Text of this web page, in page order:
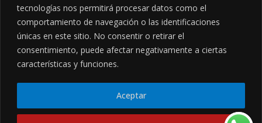
tecnologías nos permitirá procesar datos como el
comportamiento de navegación o las identificaciones
únicas en este sitio. No consentir o retirar el
consentimiento, puede afectar negativamente a ciertas
características y funciones.
Aceptar
CONTÁCTANOS
Cl. 34 Sur #52-02, Alcala, Bogotá
hola@frideli.co
LEGALES
Políticas de privacidad
© Powered By